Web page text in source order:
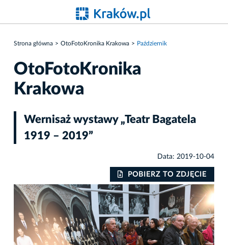
Strona główna OtoFotoKronika Krakowa Październik
OtoFotoKronika
Krakowa
Wernisaż wystawy „Teatr Bagatela
1919 – 2019”
Data: 2019-10-04
POBIERZ TO ZDJĘCIE